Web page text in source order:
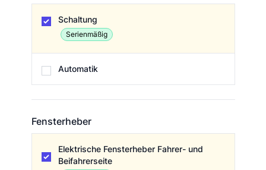
Schaltung
Serienmäßig
Automatik
Fensterheber
Elektrische Fensterheber Fahrer- und
Beifahrerseite